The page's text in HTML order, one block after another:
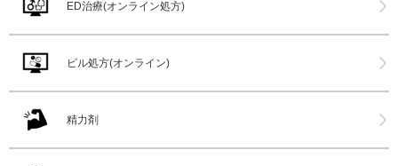
ED治療(オンライン処方)
ピル処方(オンライン)
精力剤